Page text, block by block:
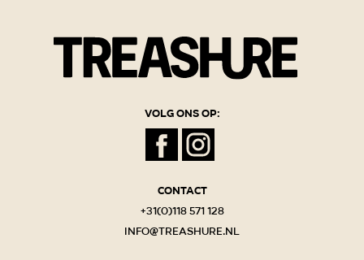
Volg ons op:
Contact
+31(0)118 571 128
info@treashure.nl